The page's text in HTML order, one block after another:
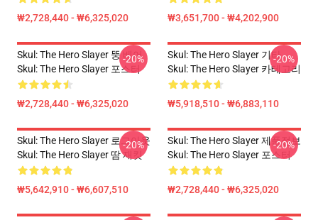
₩2,728,440 - ₩6,325,020 ₩3,651,700 - ₩4,202,900
Skul: The Hero Slayer 뚱 베어
Skul: The Hero Slayer 포스터
₩2,728,440 - ₩6,325,020
-20%
Skul: The Hero Slayer 기타
Skul: The Hero Slayer 카테고리
₩5,918,510 - ₩6,883,110
-20%
Skul: The Hero Slayer 로그아웃
Skul: The Hero Slayer 땀 재킷
₩5,642,910 - ₩6,607,510
-20%
Skul: The Hero Slayer 제품정보
Skul: The Hero Slayer 포스터
₩2,728,440 - ₩6,325,020
-20%